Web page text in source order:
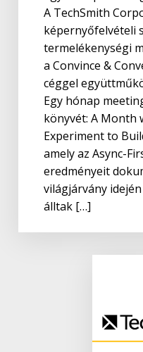
A TechSmith
képernyőfelvételi
termelékenységi
a Convince &
céggel
Egy hónap
könyvét: A Month
Experiment to
amely az Async-
eredményeit
világjárvány
álltak […]